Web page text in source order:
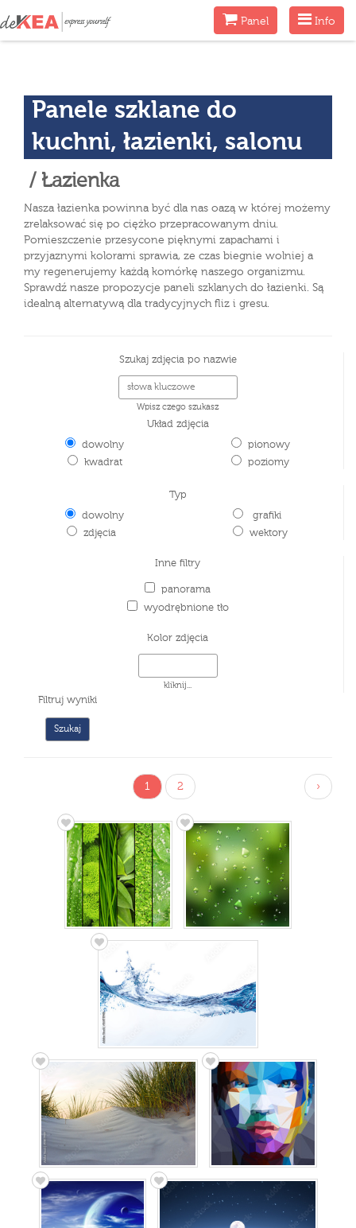
Menu
Info
MenuPanel
Panele szklane do
kuchni, łazienki, salonu
/ Łazienka
Nasza łazienka powinna być dla nas oazą w której możemy
zrelaksować się po ciężko przepracowanym dniu.
Pomieszczenie przesycone pięknymi zapachami i
przyjaznymi kolorami sprawia, ze czas biegnie wolniej a
my regenerujemy każdą komórkę naszego organizmu.
Sprawdź nasze propozycje paneli szklanych do łazienki. Są
idealną alternatywą dla tradycyjnych fliz i gresu.
Szukaj zdjęcia po nazwie
Wpisz czego szukasz
Układ zdjęcia
dowolny
kwadrat
pionowy
poziomy
Typ
dowolny
zdjęcia
grafiki
wektory
Inne filtry
panorama
wyodrębnione tło
Kolor zdjęcia
kliknij...
Filtruj wyniki
1 2 ›